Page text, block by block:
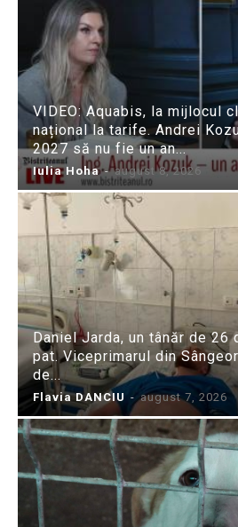
VIDEO: Aquabis, la mijlocul
național la tarife. Andrei
2027 să nu fie un an...
Iulia Hoha - august 8, 2026
Daniel Jarda, un tânăr de 26
pat. Viceprimarul din
de...
Flavia DANCIU - august 7, 2026